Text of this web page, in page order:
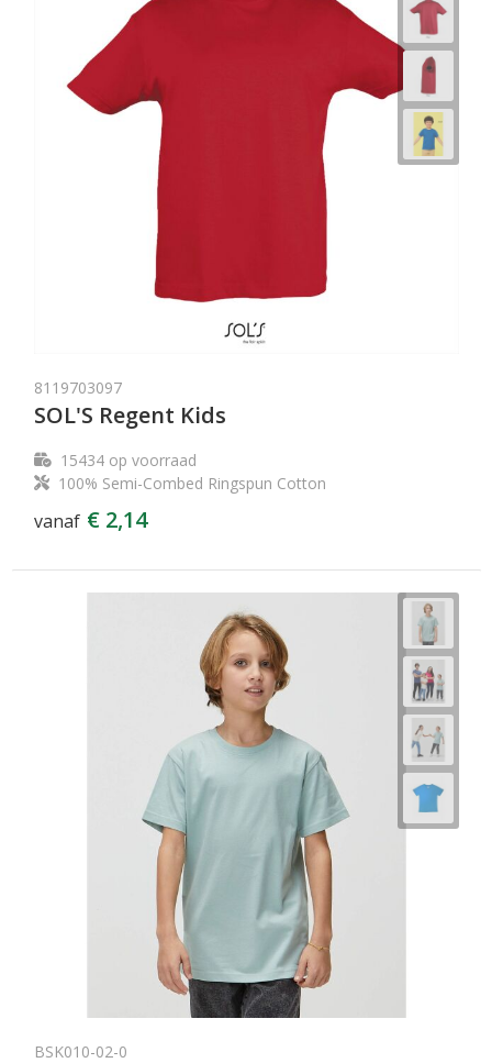
8119703097
SOL'S Regent Kids
15434op voorraad
100% Semi-Combed Ringspun Cotton
vanaf € 2,14
BSK010-02-0